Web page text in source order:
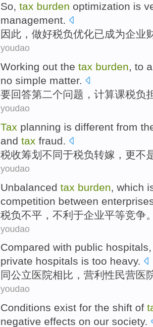
So, tax burden optimization is
management.
因此 ，做好税负优化已成为企业
youdao
Working out the tax burden, to
no simple matter.
要回答第二个问题 ， 计算课税负
youdao
Tax planning is different from
and tax fraud.
税收筹划 不同于税负转嫁 ，更不
youdao
Unbalanced tax burden , which
competition between
税负不平， 不利于企业平等竞争
youdao
Compared with public hospitals
private hospitals is too heavy.
同公立 医院相比 ， 营利性民营医
youdao
Conditions exist for the shift of
negative effects on our society.